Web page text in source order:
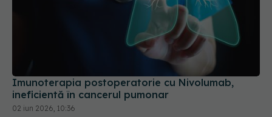
Imunoterapia postoperatorie cu Nivolumab,
ineficientă în cancerul pumonar
02 iun 2026, 10:36